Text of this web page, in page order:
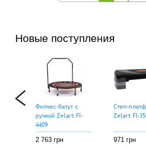
Новые поступления
Фитнес-батут с
ручкой Zelart FI-
4409
2 763 грн
Степ-
Zelart FI-
971 грн